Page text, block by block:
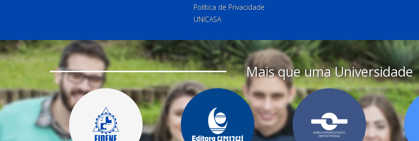
Política de Privacidade
UNICASA
Mais que uma Universidade